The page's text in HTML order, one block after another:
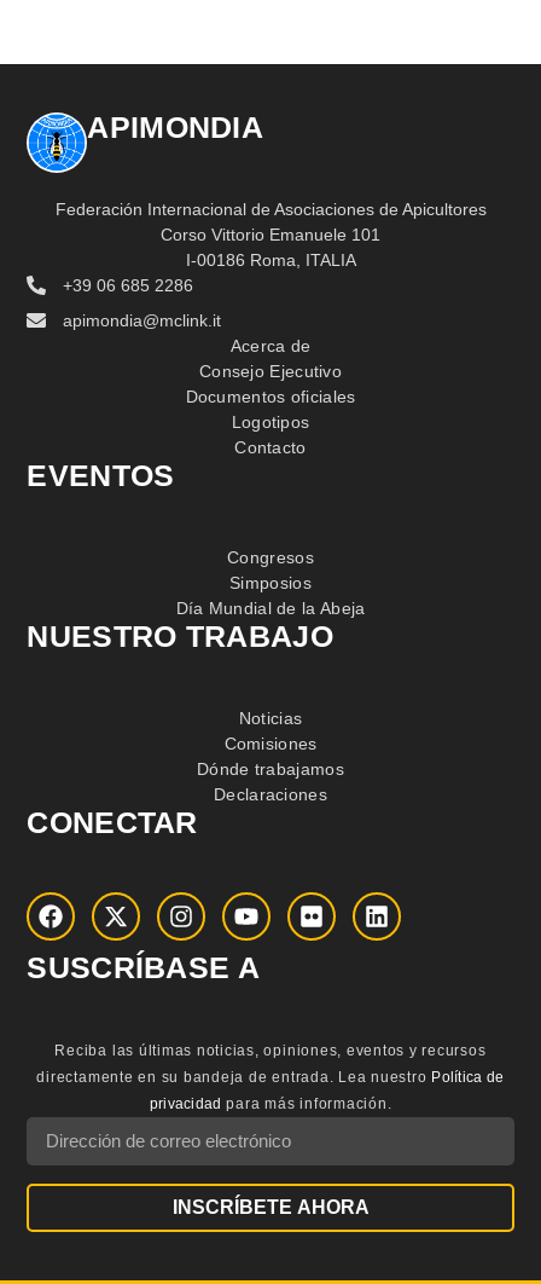
APIMONDIA
Federación Internacional de Asociaciones de Apicultores
Corso Vittorio Emanuele 101
I-00186 Roma, ITALIA
+39 06 685 2286
apimondia@mclink.it
Acerca de
Consejo Ejecutivo
Documentos oficiales
Logotipos
Contacto
EVENTOS
Congresos
Simposios
Día Mundial de la Abeja
NUESTRO TRABAJO
Noticias
Comisiones
Dónde trabajamos
Declaraciones
CONECTAR
SUSCRÍBASE A
Reciba las últimas noticias, opiniones, eventos y recursos
directamente en su bandeja de entrada. Lea nuestro Política de
privacidad para más información.
INSCRÍBETE AHORA